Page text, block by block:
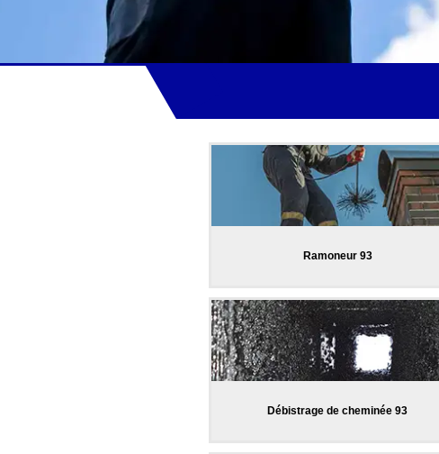
Ramoneur 93
Débistrage de cheminée 93